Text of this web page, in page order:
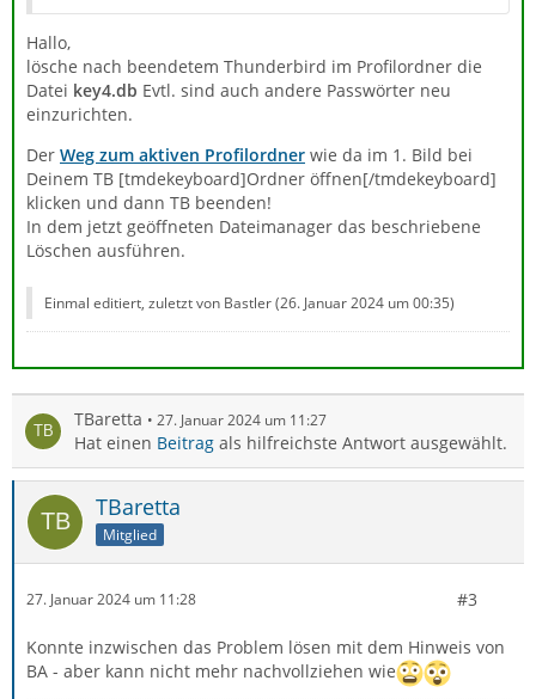
Hallo,
lösche nach beendetem Thunderbird im Profilordner die
Datei key4.db Evtl. sind auch andere Passwörter neu
einzurichten.
Der Weg zum aktiven Profilordner wie da im 1. Bild bei
Deinem TB [tmdekeyboard]Ordner öffnen[/tmdekeyboard]
klicken und dann TB beenden!
In dem jetzt geöffneten Dateimanager das beschriebene
Löschen ausführen.
Einmal editiert, zuletzt von Bastler (26. Januar 2024 um 00:35)
TBaretta 27. Januar 2024 um 11:27
Hat einen Beitrag als hilfreichste Antwort ausgewählt.
TBaretta
Mitglied
27. Januar 2024 um 11:28 #3
Konnte inzwischen das Problem lösen mit dem Hinweis von
BA - aber kann nicht mehr nachvollziehen wie